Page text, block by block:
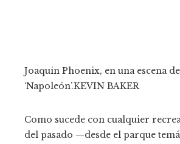
Joaquin Phoenix, en una escena de
‘Napoleón’.KEVIN BAKER
Como sucede con cualquier
del pasado —desde el parque